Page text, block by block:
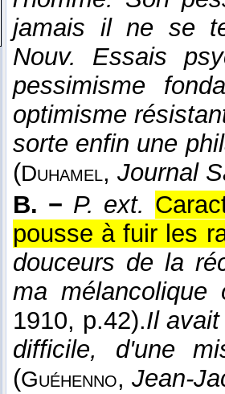
jamais il ne se
Nouv. Essais
pessimisme
optimisme
sorte enfin une
(Duhamel, Journal
B. − P. ext.
pousse à fuir les
douceurs de la
ma mélancolique
1910, p.42).Il
difficile, d'une
(Guéhenno, Jean-